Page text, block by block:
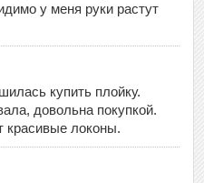
у меня руки растут
купить плойку.
довольна покупкой.
красивые локоны.